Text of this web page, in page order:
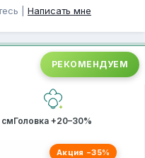
| Написать мне
РЕКОМЕНДУЕМ
смГоловка +20–30%
Акция −35%